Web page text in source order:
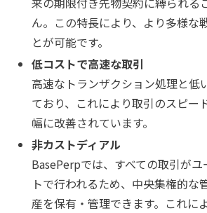
ん。この特長により、より多様な
とが可能です。
低コストで高速な取引
高速なトランザクション処理と低
ており、これにより取引のスピー
幅に改善されています。
非カストディアル
BasePerpでは、すべての取引が
トで行われるため、中央集権的な
産を保有・管理できます。これに